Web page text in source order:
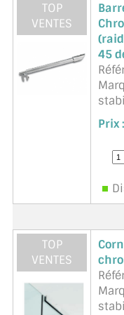
CONSEILS / AIDE
A PROPOS DE LA
COMPTE PRO
NOUS TROUVER -
NOUS
TOP
VENTES
45
Prix :
TOP
VENTES